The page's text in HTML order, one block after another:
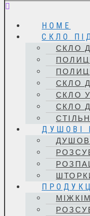
Menu
HOME
СКЛО
СКЛО
СКЛО
СКЛО
СКЛО
ДУШОВІ